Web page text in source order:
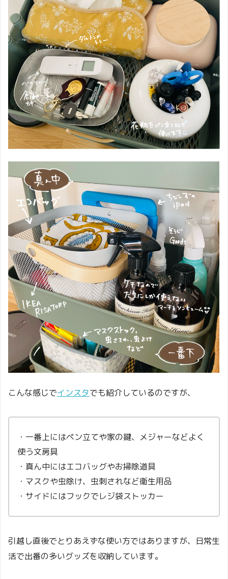
こんな感じでインスタでも紹介しているのですが、
・一番上にはペン立てや家の鍵、メジャーなどよく
使う文房具
・真ん中にはエコバッグやお掃除道具
・マスクや虫除け、虫刺されなど衛生用品
・サイドにはフックでレジ袋ストッカー
引越し直後でとりあえずな使い方ではありますが、 日常生
活で出番の多いグッズを収納しています。